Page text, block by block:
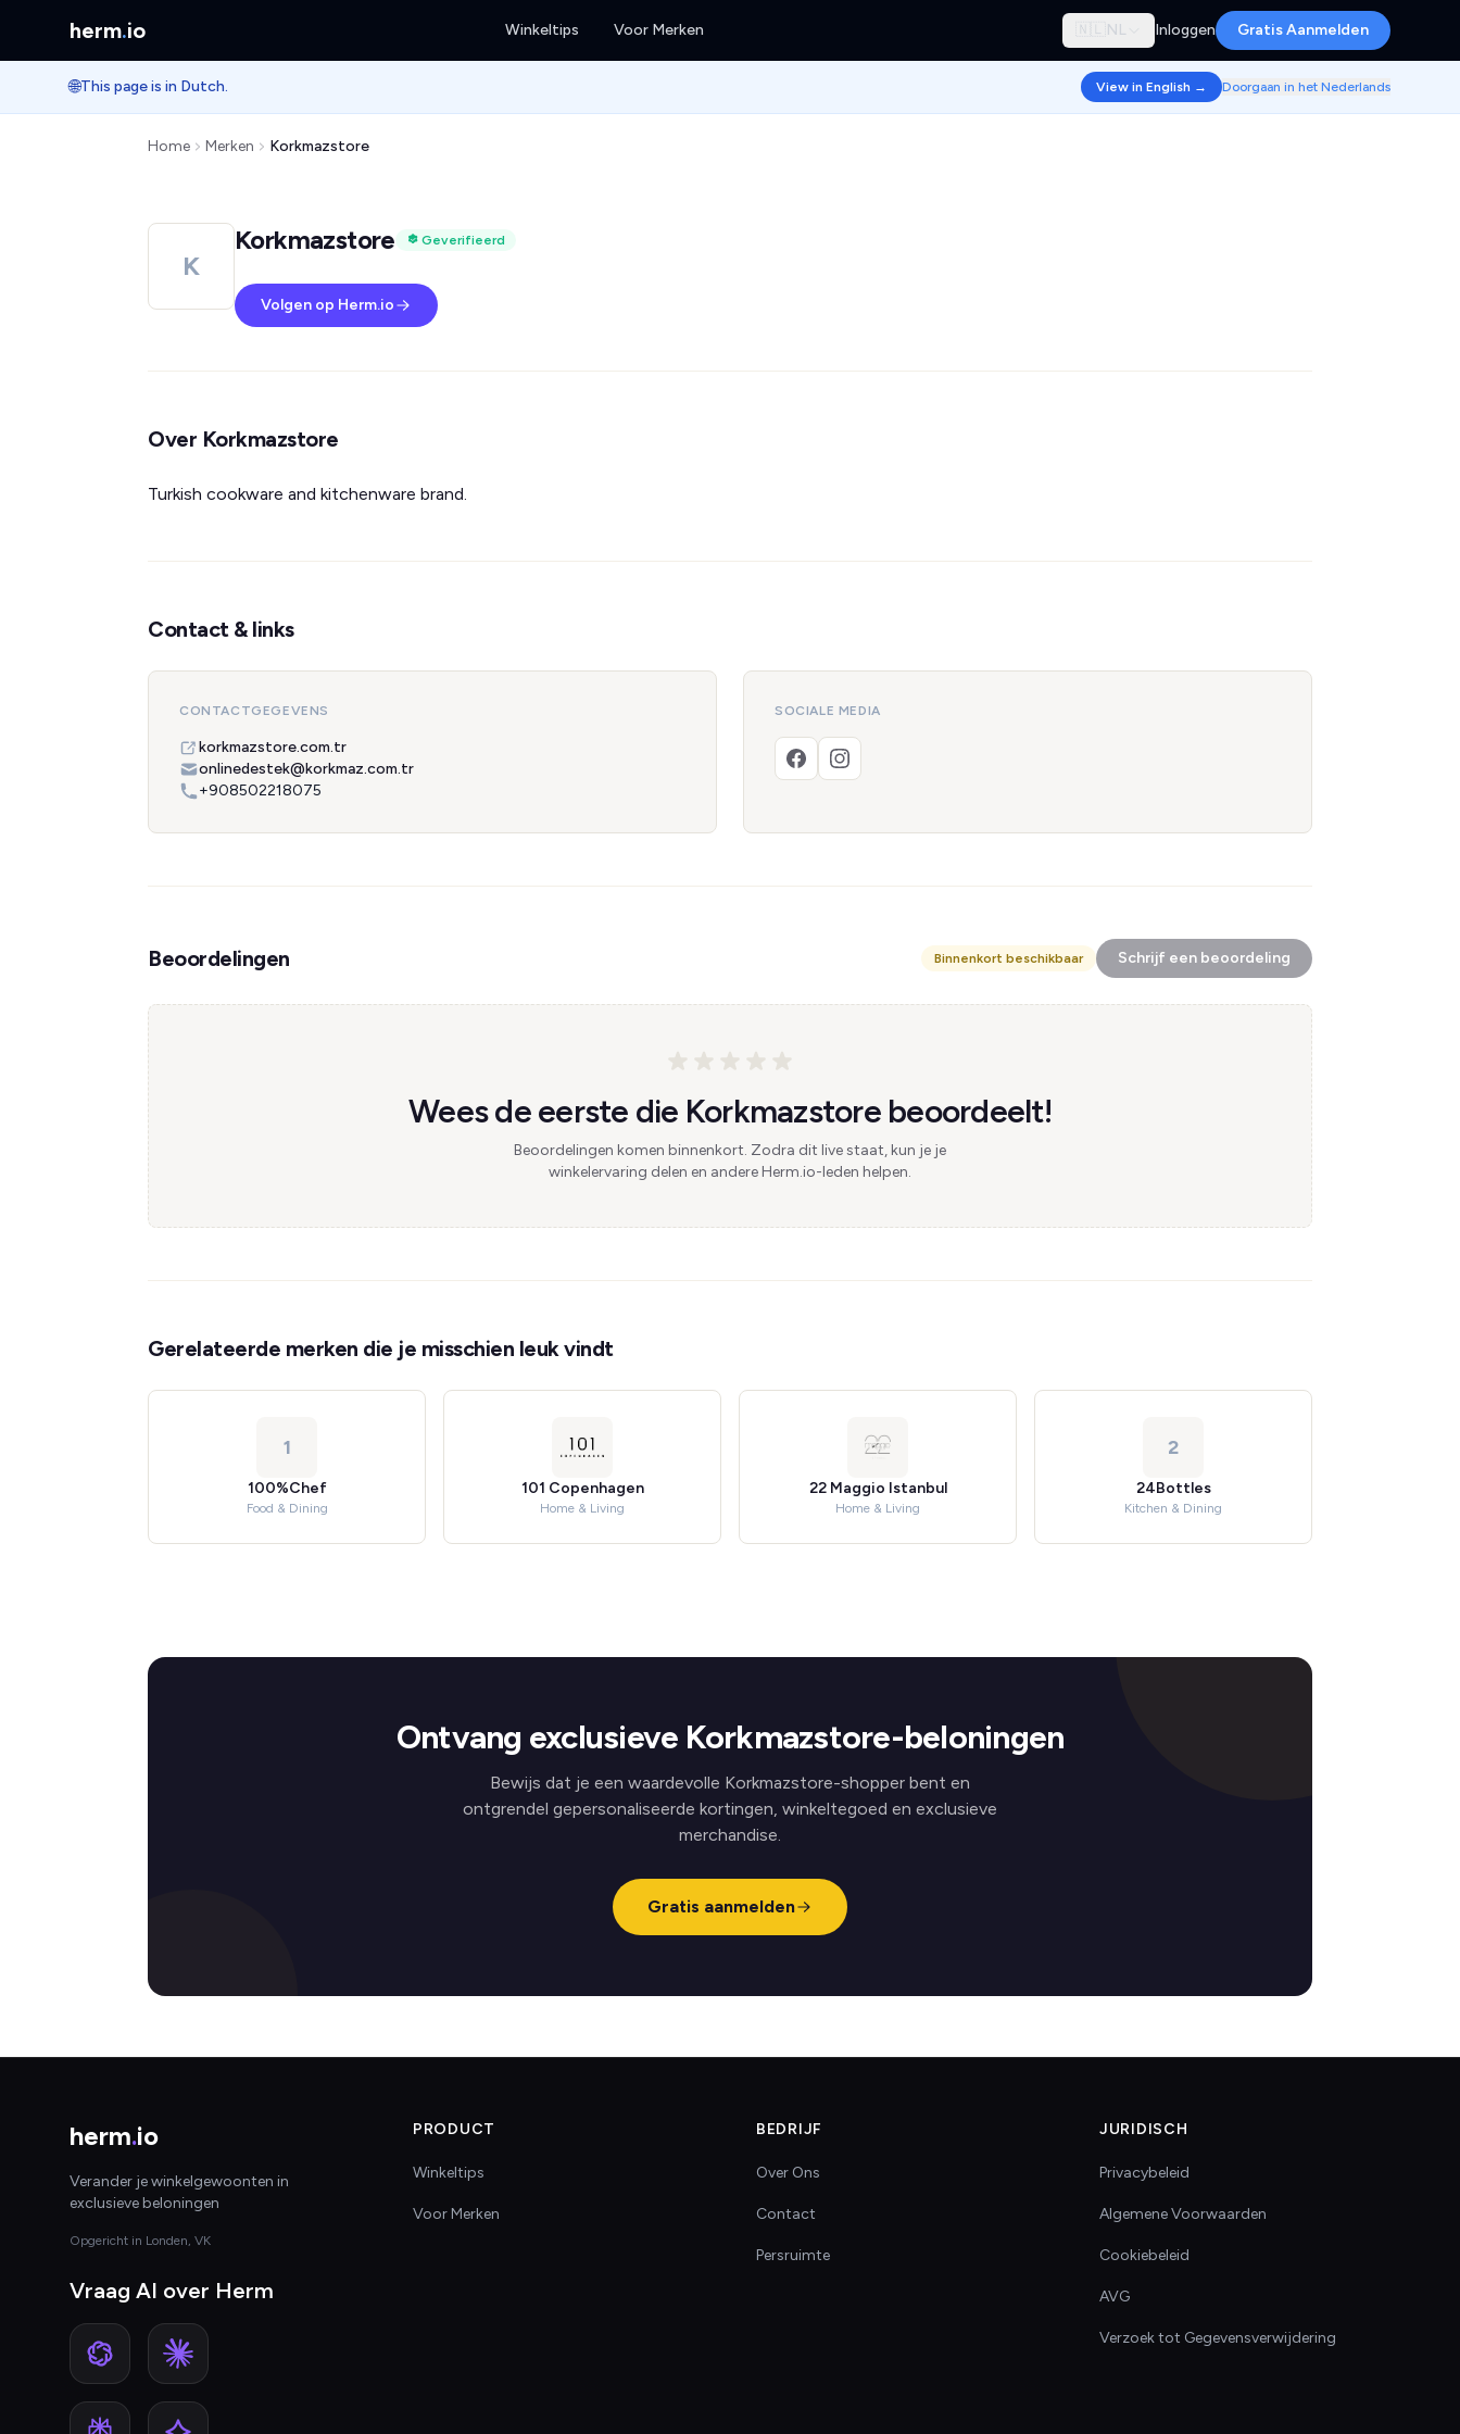
herm.io Winkeltips Voor Merken 🇳🇱 NL Inloggen Gratis Aanmelden
🌐This page is in Dutch. View in English → Doorgaan in het Nederlands
Home Merken Korkmazstore
K
Korkmazstore Geverifieerd
Volgen op Herm.io
Over Korkmazstore
Turkish cookware and kitchenware brand.
Contact & links
CONTACTGEGEVENS
korkmazstore.com.tr
onlinedestek@korkmaz.com.tr
+908502218075
SOCIALE MEDIA
Beoordelingen Binnenkort beschikbaar Schrijf een beoordeling
Wees de eerste die Korkmazstore beoordeelt!
Beoordelingen komen binnenkort. Zodra dit live staat, kun je je
winkelervaring delen en andere Herm.io-leden helpen.
Gerelateerde merken die je misschien leuk vindt
1
100%Chef
Food & Dining
101 Copenhagen
Home & Living
22 Maggio Istanbul
Home & Living
2
24Bottles
Kitchen & Dining
Ontvang exclusieve Korkmazstore-beloningen
Bewijs dat je een waardevolle Korkmazstore-shopper bent en
ontgrendel gepersonaliseerde kortingen, winkeltegoed en exclusieve
merchandise.
Gratis aanmelden
herm.io
Verander je winkelgewoonten in
exclusieve beloningen
Opgericht in Londen, VK
Vraag AI over Herm
PRODUCT
Winkeltips
Voor Merken
BEDRIJF
Over Ons
Contact
Persruimte
JURIDISCH
Privacybeleid
Algemene Voorwaarden
Cookiebeleid
AVG
Verzoek tot Gegevensverwijdering